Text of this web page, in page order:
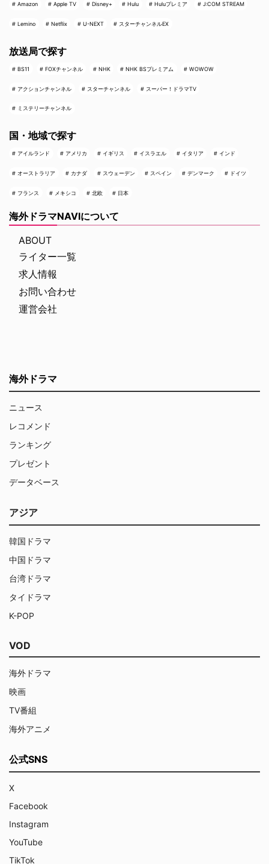
Amazon Apple TV Disney+ Hulu Huluプレミア J:COM STREAM
Lemino Netflix U-NEXT スターチャンネルEX
放送局で探す
BS11 FOXチャンネル NHK NHK BSプレミアム WOWOW
アクションチャンネル スターチャンネル スーパー！ドラマTV
ミステリーチャンネル
国・地域で探す
アイルランド アメリカ イギリス イスラエル イタリア インド
オーストラリア カナダ スウェーデン スペイン デンマーク ドイツ
フランス メキシコ 北欧 日本
海外ドラマNAVIについて
ABOUT
ライター一覧
求人情報
お問い合わせ
運営会社
海外ドラマ
ニュース
レコメンド
ランキング
プレゼント
データベース
アジア
韓国ドラマ
中国ドラマ
台湾ドラマ
タイドラマ
K-POP
VOD
海外ドラマ
映画
TV番組
海外アニメ
公式SNS
X
Facebook
Instagram
YouTube
TikTok